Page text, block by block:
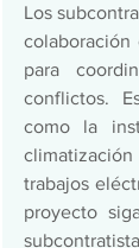
Los
colaboración
para
conflictos.
como la
trabajos
proyecto